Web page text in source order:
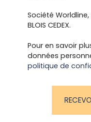
Société Worldline,
BLOIS CEDEX.
Pour en savoir
données
politique de